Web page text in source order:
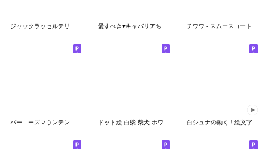
白シュナの動く！絵文字